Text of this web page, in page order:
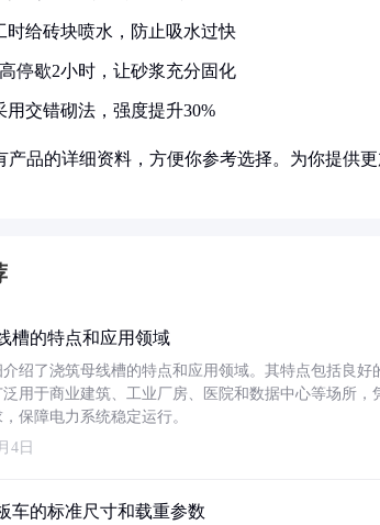
时给砖块喷水，防止吸水过快
停歇2小时，让砂浆充分固化
用交错砌法，强度提升30%
产品的详细资料，方便你参考选择。为你提供
槽的特点和应用领域
绍了浇筑母线槽的特点和应用领域。其特点包括良
泛用于商业建筑、工业厂房、医院和数据中心等场所
保障电力系统稳定运行。
4日
车的标准尺寸和载重参数